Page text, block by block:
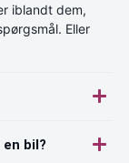
iblandt dem,
Eller
bil?